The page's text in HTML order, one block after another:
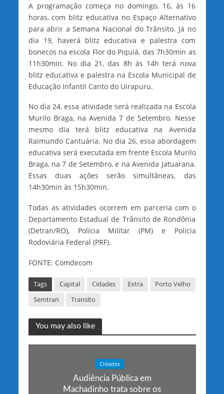
A programação começa no domingo, 16, às 16
horas, com blitz educativa no Espaço Alternativo
para abrir a Semana Nacional do Trânsito. Já no
dia 19, haverá blitz educativa e palestra com
bonecos na escola Flor do Piquiá, das 7h30min as
11h30min. No dia 21, das 8h às 14h terá nova
blitz educativa e palestra na Escola Municipal de
Educação Infantil Canto do Uirapuru.
No dia 24, essa atividade será realizada na Escola
Murilo Braga, na Avenida 7 de Setembro. Nesse
mesmo dia terá blitz educativa na Avenida
Raimundo Cantuária. No dia 26, essa abordagem
educativa será executada em frente Escola Murilo
Braga, na 7 de Setembro, e na Avenida Jatuarana.
Essas duas ações serão simultâneas, das
14h30min às 15h30min.
Todas as atividades ocorrem em parceria com o
Departamento Estadual de Trânsito de Rondônia
(Detran/RO), Polícia Militar (PM) e Polícia
Rodoviária Federal (PRF).
FONTE: Comdecom
Tags Capital Cidades Extra
Porto Velho
Semtran
Transito
You may also like
Cidades
Audiência Pública em
Machadinho trata sobre os